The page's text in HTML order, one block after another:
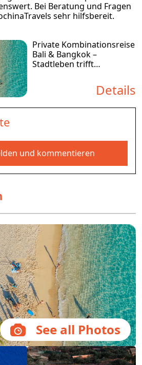
Bei Beratung und Fragen
sehr hilfsbereit.
Private Kombinationsreise
Bali & Bangkok –
Stadtleben trifft
Details
und kommentieren
See all Photos